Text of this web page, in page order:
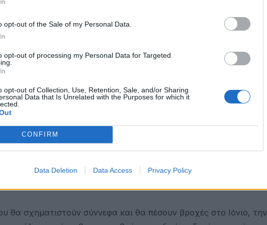
opt-out of the Sale of my Personal Data.
opt-out of processing my Personal Data for Targeted
opt-out of Collection, Use, Retention, Sale, and/or Sharing
Data that Is Unrelated with the Purposes for which it
CONFIRM
Data Deletion Data Access Privacy Policy
αναμένεται να περιοριστούν μόνο σε μεγάλα υψόμετρα
αναμένεται να πέσει η ένταση των ανέμων στις
ένας ψυχρός Αρμαγεδδώνας από τα ανατολικά
τα χιόνια και τις χαμηλές θερμοκρασίες.
τα ανατολικά κατεβαίνει προς τη χώρα μας με κύριο
ωστόσο η πρόγνωση μπορεί να διαφοροποιηθεί καθώς το
σε ένα πολύ ψυχρό τρίτο δεκαήμερο του Ιανουαρίου.
σχηματιστούν σύννεφα και θα πέσουν βροχές στο Ιόνιο, την